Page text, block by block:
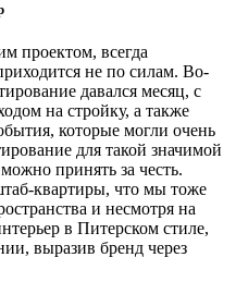
проектом, всегда
не по силам. Во-
давался месяц, с
на стройку, а также
которые могли очень
для такой значимой
принять за честь.
квартиры, что мы тоже
и несмотря на
в Питерском стиле,
выразив бренд через